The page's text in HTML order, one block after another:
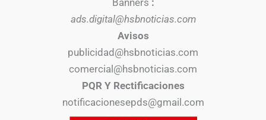
Banners :
ads.digital@hsbnoticias.com
Avisos
publicidad@hsbnoticias.com
comercial@hsbnoticias.com
PQR Y Rectificaciones
notificacionesepds@gmail.com